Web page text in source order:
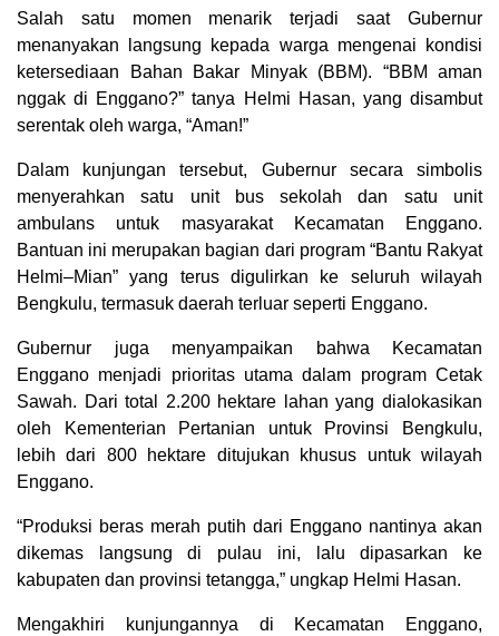
Salah satu momen menarik terjadi saat Gubernur
menanyakan langsung kepada warga mengenai kondisi
ketersediaan Bahan Bakar Minyak (BBM). “BBM aman
nggak di Enggano?” tanya Helmi Hasan, yang disambut
serentak oleh warga, “Aman!”
Dalam kunjungan tersebut, Gubernur secara simbolis
menyerahkan satu unit bus sekolah dan satu unit
ambulans untuk masyarakat Kecamatan Enggano.
Bantuan ini merupakan bagian dari program “Bantu Rakyat
Helmi–Mian” yang terus digulirkan ke seluruh wilayah
Bengkulu, termasuk daerah terluar seperti Enggano.
Gubernur juga menyampaikan bahwa Kecamatan
Enggano menjadi prioritas utama dalam program Cetak
Sawah. Dari total 2.200 hektare lahan yang dialokasikan
oleh Kementerian Pertanian untuk Provinsi Bengkulu,
lebih dari 800 hektare ditujukan khusus untuk wilayah
Enggano.
“Produksi beras merah putih dari Enggano nantinya akan
dikemas langsung di pulau ini, lalu dipasarkan ke
kabupaten dan provinsi tetangga,” ungkap Helmi Hasan.
Mengakhiri kunjungannya di Kecamatan Enggano,